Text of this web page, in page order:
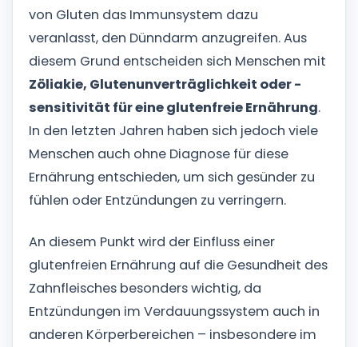
von Gluten das Immunsystem dazu
veranlasst, den Dünndarm anzugreifen. Aus
diesem Grund entscheiden sich Menschen mit
Zöliakie, Glutenunverträglichkeit oder -
sensitivität für eine glutenfreie Ernährung.
In den letzten Jahren haben sich jedoch viele
Menschen auch ohne Diagnose für diese
Ernährung entschieden, um sich gesünder zu
fühlen oder Entzündungen zu verringern.
An diesem Punkt wird der Einfluss einer
glutenfreien Ernährung auf die Gesundheit des
Zahnfleisches besonders wichtig, da
Entzündungen im Verdauungssystem auch in
anderen Körperbereichen – insbesondere im